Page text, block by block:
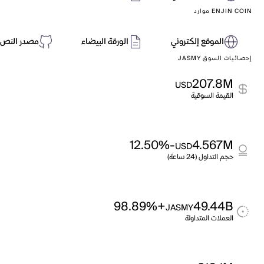
ENJIN COIN موارد
الموقع إلكتروني الورقة البيضاء مصدر النص
إحصائيات السوق JASMY
207.8M
USD
القيمة السوقية
4.567M
USD
-12.50%
حجم التداول (24 ساعة)
49.44B
JASMY
+98.89%
العملات المتداولة